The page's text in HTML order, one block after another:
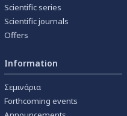
Scientific series
Scientific journals
Offers
Information
Σεμινάρια
Forthcoming events